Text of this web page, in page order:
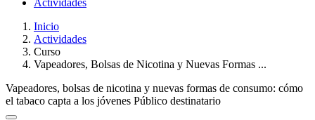
Actividades
Breadcrumb
Inicio
Actividades
Curso
Vapeadores, Bolsas de Nicotina y Nuevas Formas ...
Vapeadores, bolsas de nicotina y nuevas formas de consumo: cómo
el tabaco capta a los jóvenes Público destinatario